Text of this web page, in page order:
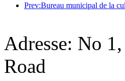
Adresse: No
Road